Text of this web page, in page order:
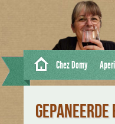
Chez Domy